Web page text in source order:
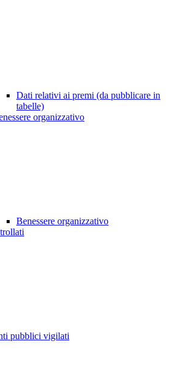
Dati relativi ai premi (da pubblicare in
tabelle)
organizzativo
Benessere organizzativo
pubblici vigilati